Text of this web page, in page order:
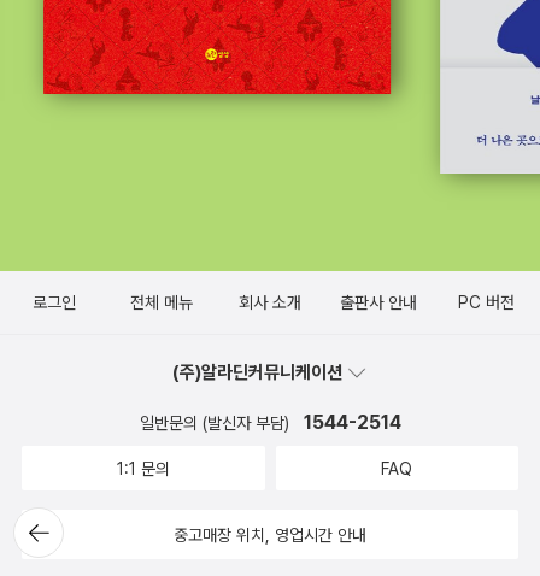
뒤로가
기
로그인 전체 메뉴 회사 소개 출판사 안내 PC 버전
(주)알라딘커뮤니케이션
일반문의 (발신자 부담) 1544-2514
1:1 문의 FAQ
중고매장 위치, 영업시간 안내